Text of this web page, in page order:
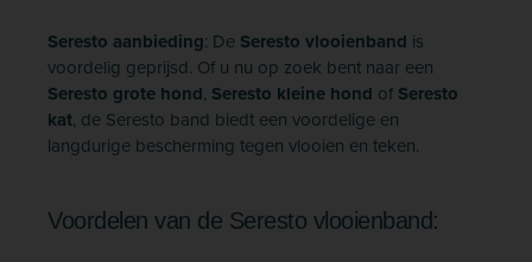
Seresto aanbieding: De Seresto vlooienband is
voordelig geprijsd. Of u nu op zoek bent naar een
Seresto grote hond, Seresto kleine hond of Seresto
kat, de Seresto band biedt een voordelige en
langdurige bescherming tegen vlooien en teken.
Voordelen van de Seresto vlooienband: